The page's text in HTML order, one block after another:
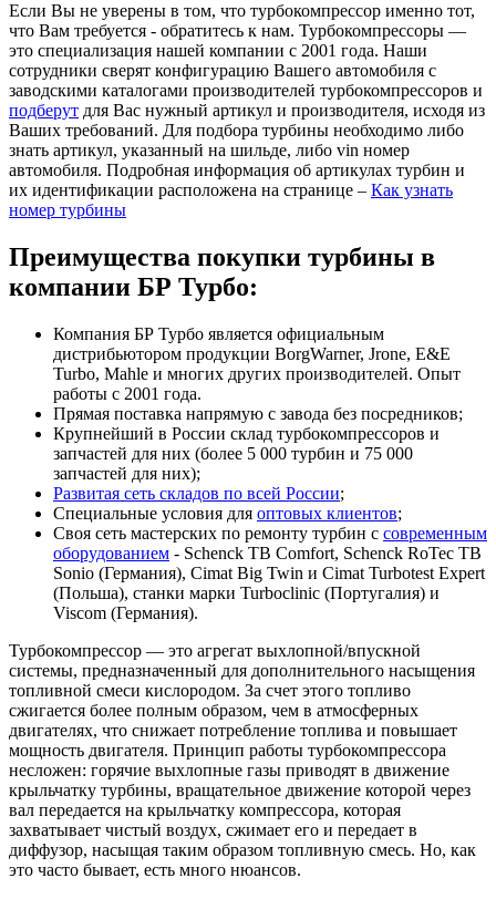
Если Вы не уверены в том, что турбокомпрессор именно тот,
что Вам требуется - обратитесь к нам. Турбокомпрессоры —
это специализация нашей компании с 2001 года. Наши
сотрудники сверят конфигурацию Вашего автомобиля с
заводскими каталогами производителей турбокомпрессоров и
подберут для Вас нужный артикул и производителя, исходя из
Ваших требований. Для подбора турбины необходимо либо
знать артикул, указанный на шильде, либо vin номер
автомобиля. Подробная информация об артикулах турбин и
их идентификации расположена на странице – Как узнать
номер турбины
Преимущества покупки турбины в
компании БР Турбо:
Компания БР Турбо является официальным
дистрибьютором продукции BorgWarner, Jrone, E&E
Turbo, Mahle и многих других производителей. Опыт
работы с 2001 года.
Прямая поставка напрямую с завода без посредников;
Крупнейший в России склад турбокомпрессоров и
запчастей для них (более 5 000 турбин и 75 000
запчастей для них);
Развитая сеть складов по всей России;
Специальные условия для оптовых клиентов;
Своя сеть мастерских по ремонту турбин с современным
оборудованием - Schenck TB Comfort, Schenck RoTec TB
Sonio (Германия), Cimat Big Twin и Cimat Turbotest Expert
(Польша), станки марки Turboclinic (Португалия) и
Viscom (Германия).
Турбокомпрессор — это агрегат выхлопной/впускной
системы, предназначенный для дополнительного насыщения
топливной смеси кислородом. За счет этого топливо
сжигается более полным образом, чем в атмосферных
двигателях, что снижает потребление топлива и повышает
мощность двигателя. Принцип работы турбокомпрессора
несложен: горячие выхлопные газы приводят в движение
крыльчатку турбины, вращательное движение которой через
вал передается на крыльчатку компрессора, которая
захватывает чистый воздух, сжимает его и передает в
диффузор, насыщая таким образом топливную смесь. Но, как
это часто бывает, есть много нюансов.